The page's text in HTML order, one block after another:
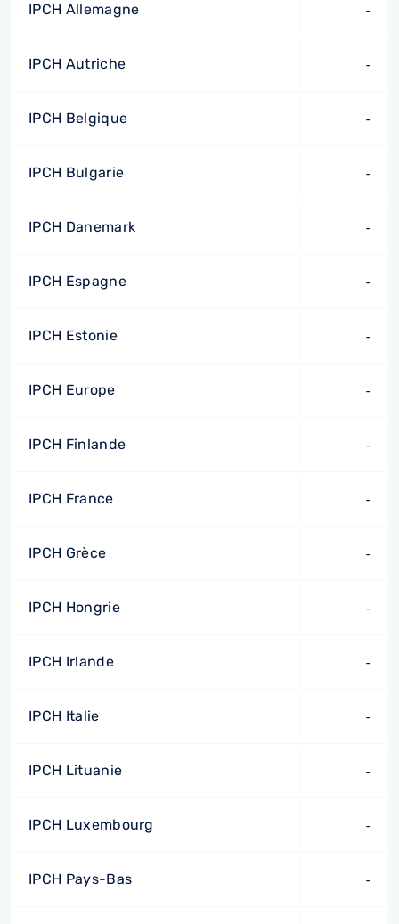
IPCH Allemagne -
IPCH Autriche -
IPCH Belgique -
IPCH Bulgarie -
IPCH Danemark -
IPCH Espagne -
IPCH Estonie -
IPCH Europe -
IPCH Finlande -
IPCH France -
IPCH Grèce -
IPCH Hongrie -
IPCH Irlande -
IPCH Italie -
IPCH Lituanie -
IPCH Luxembourg -
IPCH Pays-Bas -